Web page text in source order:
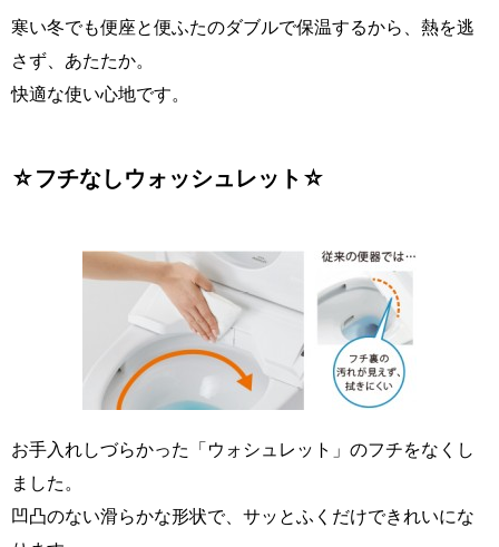
寒い冬でも便座と便ふたのダブルで保温するから、熱を逃
さず、あたたか。
快適な使い心地です。
☆フチなしウォッシュレット☆
お手入れしづらかった「ウォシュレット」のフチをなくし
ました。
凹凸のない滑らかな形状で、サッとふくだけできれいにな